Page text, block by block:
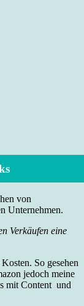
von
Unternehmen.
Verkäufen eine
So gesehen
jedoch meine
mit Content und